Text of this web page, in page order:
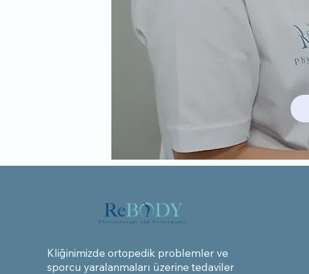
Kliğinimizde ortopedik problemler ve
sporcu yaralanmaları üzerine tedaviler